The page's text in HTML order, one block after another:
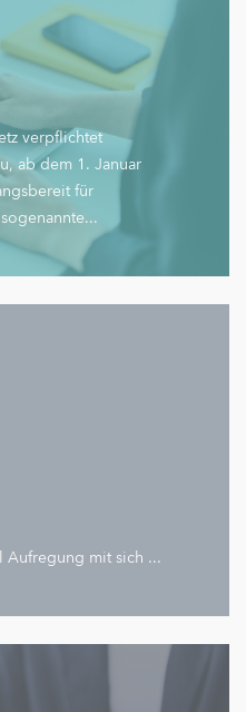
verpflichtet
ab dem 1. Januar
für
Aufregung mit sich ...